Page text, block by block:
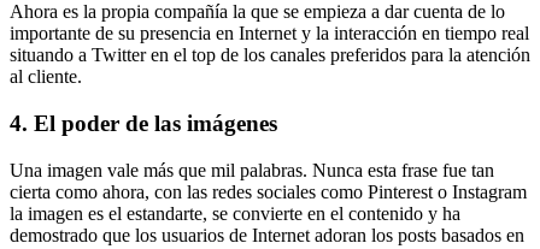
Ahora es la propia compañía la que se empieza a dar cuenta de lo
importante de su presencia en Internet y la interacción en tiempo real
situando a Twitter en el top de los canales preferidos para la atención
al cliente.
4. El poder de las imágenes
Una imagen vale más que mil palabras. Nunca esta frase fue tan
cierta como ahora, con las redes sociales como Pinterest o Instagram
la imagen es el estandarte, se convierte en el contenido y ha
demostrado que los usuarios de Internet adoran los posts basados en